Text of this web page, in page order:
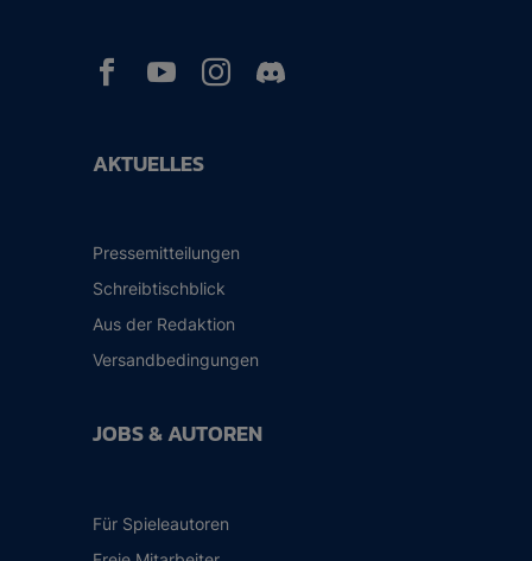
AKTUELLES
Pressemitteilungen
Schreibtischblick
Aus der Redaktion
Versandbedingungen
JOBS & AUTOREN
Für Spieleautoren
  